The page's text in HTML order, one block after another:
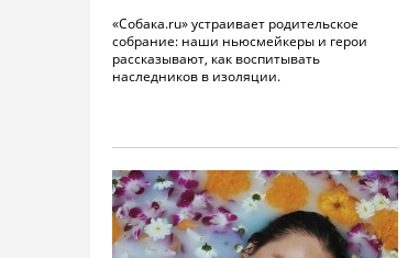
«Собака.ru» устраивает родительское
собрание: наши ньюсмейкеры и герои
рассказывают, как воспитывать
наследников в изоляции.